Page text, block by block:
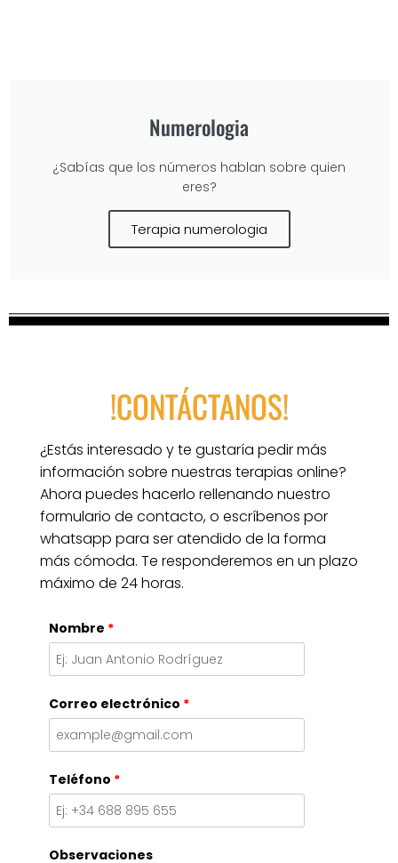
Numerologia
¿Sabías que los números hablan sobre quien
eres?
Terapia numerologia
!CONTÁCTANOS!
¿Estás interesado y te gustaría pedir más
información sobre nuestras terapias online?
Ahora puedes hacerlo rellenando nuestro
formulario de contacto, o escríbenos por
whatsapp para ser atendido de la forma
más cómoda. Te responderemos en un plazo
máximo de 24 horas.
Nombre *
Correo electrónico *
Teléfono *
Observaciones